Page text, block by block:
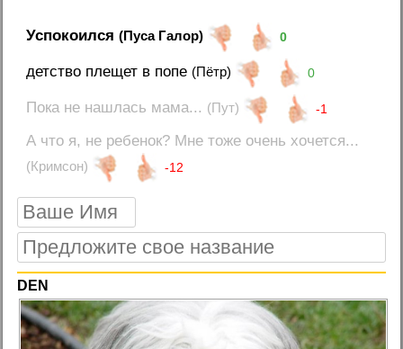
Успокоился(Пуса Галор) 0
детство плещет в попе (Пётр) 0
Пока не нашлась мама... (Пут) -1
А что я, не ребенок? Мне тоже очень хочется...
(Кримсон) -12
DEN